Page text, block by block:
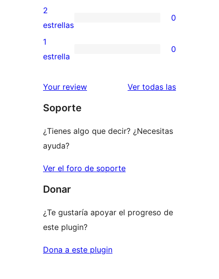
4
estrellas
valoraciones
de
3
estrellas
0
valoraciones
de
estrellas
2
estrellas
0
0
de
estrellas
1
estrella
0
Your review Ver todas las
Soporte
¿Tienes algo que decir? ¿Necesitas
ayuda?
Ver el foro de soporte
Donar
¿Te gustaría apoyar el progreso de
este plugin?
Dona a este plugin